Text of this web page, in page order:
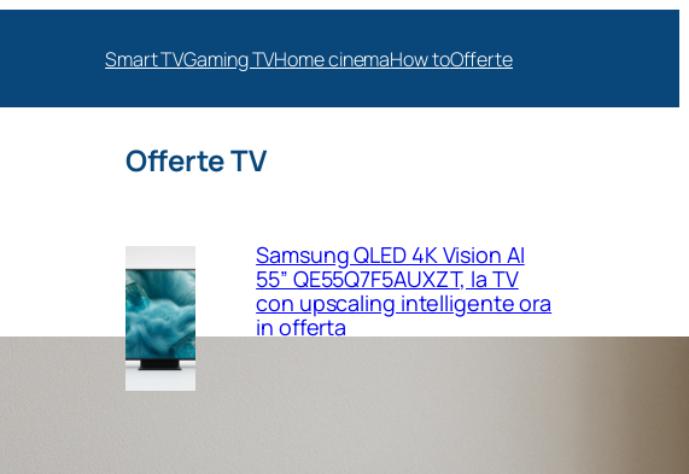
Smart TVGaming TVHome cinemaHow toOfferte
Offerte TV
Samsung QLED 4K Vision AI
55” QE55Q7F5AUXZT, la TV
con upscaling intelligente ora
in offerta